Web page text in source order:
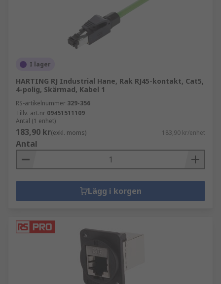
I lager
HARTING RJ Industrial Hane, Rak RJ45-kontakt, Cat5,
4-polig, Skärmad, Kabel 1
RS-artikelnummer 329-356
Tillv. art.nr 09451511109
Antal (1 enhet)
183,90 kr(exkl. moms) 183,90 kr/enhet
Antal
Lägg i korgen